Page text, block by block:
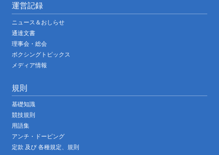
運営記録
ニュース＆おしらせ
通達文書
理事会・総会
ボクシングトピックス
メディア情報
規則
基礎知識
競技規則
用語集
アンチ・ドーピング
定款 及び 各種規定、規則